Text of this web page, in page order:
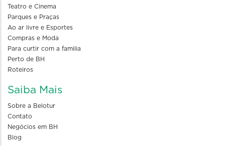
Teatro e Cinema
Parques e Praças
Ao ar livre e Esportes
Compras e Moda
Para curtir com a familia
Perto de BH
Roteiros
Saiba Mais
Sobre a Belotur
Contato
Negócios em BH
Blog